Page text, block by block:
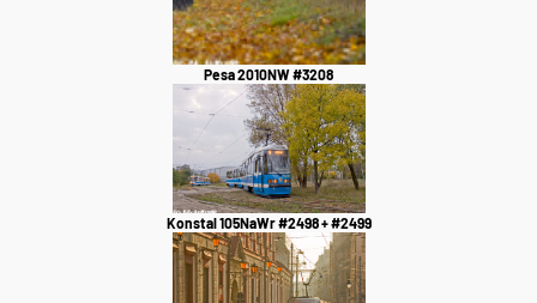
Pesa 2010NW #3208
Konstal 105NaWr #2498 + #2499